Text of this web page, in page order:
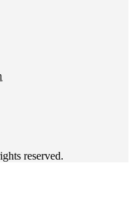
reserved.